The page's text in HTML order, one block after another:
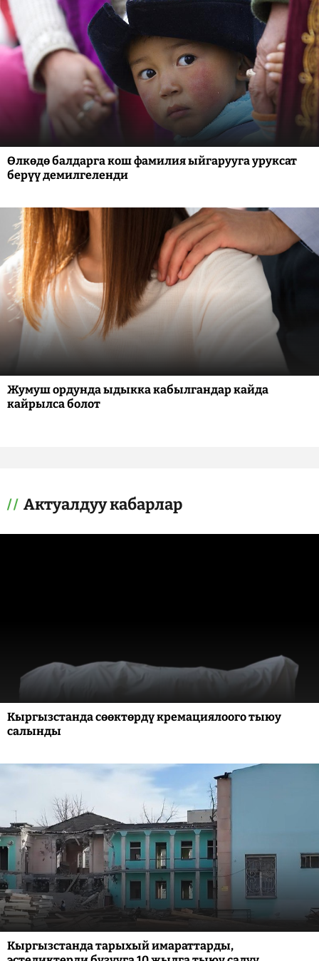
Өлкөдө балдарга кош фамилия ыйгарууга уруксат
берүү демилгеленди
Жумуш ордунда ыдыкка кабылгандар кайда
кайрылса болот
Актуалдуу кабарлар
Кыргызстанда сөөктөрдү кремациялоого тыюу
салынды
Кыргызстанда тарыхый имараттарды,